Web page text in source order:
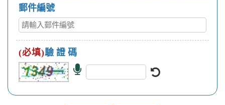
郵件編號
(必填)驗 證 碼
語
音